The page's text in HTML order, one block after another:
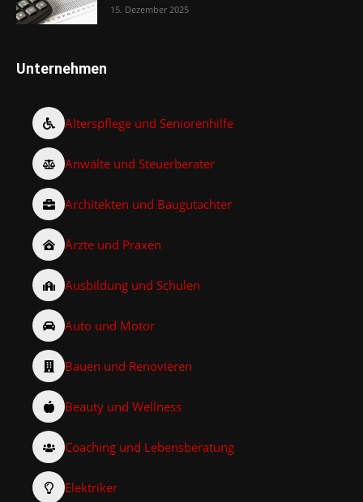
15. Dezember 2025
Unternehmen
Alterspflege und Seniorenhilfe
Anwälte und Steuerberater
Architekten und Baugutachter
Ärzte und Praxen
Ausbildung und Schulen
Auto und Motor
Bauen und Renovieren
Beauty und Wellness
Coaching und Lebensberatung
Elektriker